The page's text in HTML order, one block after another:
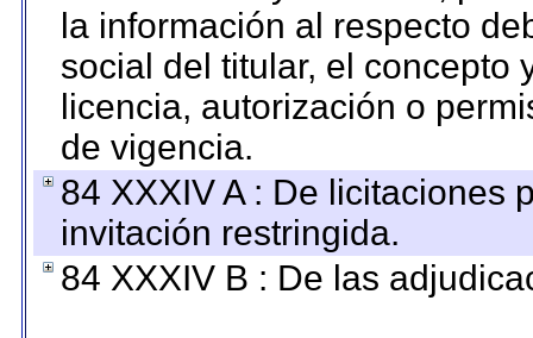
la información al respecto
social del titular, el concepto
licencia, autorización o
de vigencia.
84 XXXIV A : De licitaciones
invitación restringida.
84 XXXIV B : De las